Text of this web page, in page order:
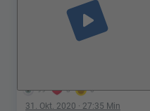
99 8 0
play_arrow
31. Okt. 2020 · 27:35 Min